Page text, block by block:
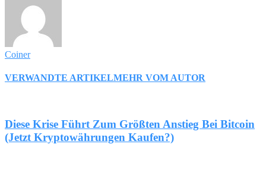
Coiner
VERWANDTE ARTIKELMEHR VOM AUTOR
Diese Krise Führt Zum Größten Anstieg Bei Bitcoin
(Jetzt Kryptowährungen Kaufen?)